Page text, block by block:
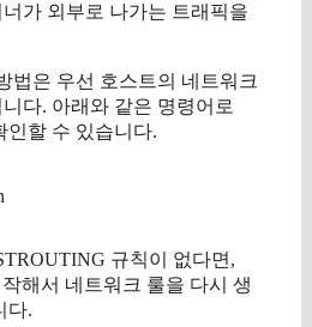
가 외부로 나가는 트래픽을
법은 우선 호스트의 네트워크
다. 아래와 같은 명령어로
인할 수 있습니다.
규칙이 없다면,
해서 네트워크 룰을 다시 생
다.